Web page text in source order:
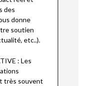
des
donne
soutien
etc..).
: Les
très souvent